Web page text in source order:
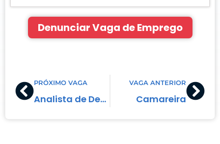
Denunciar Vaga de Emprego
Prev
PRÓXIMO VAGA
Analista de Departamento Pessoal
VAGA ANTERIOR
Camareira